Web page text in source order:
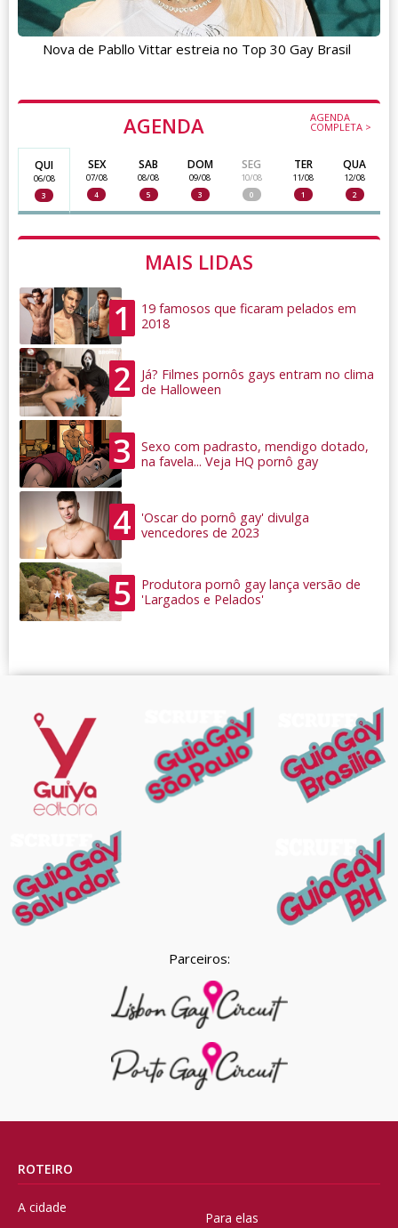
AGENDA AGENDA
COMPLETA >
QUI
06/08
3
SEX
07/08
4
SAB
08/08
5
DOM
09/08
3
SEG
10/08
0
TER
11/08
1
QUA
12/08
2
MAIS LIDAS
1
19 famosos que ficaram pelados em
2018
2
Já? Filmes pornôs gays entram no clima
de Halloween
3
Sexo com padrasto, mendigo dotado,
na favela... Veja HQ pornô gay
4
'Oscar do pornô gay' divulga
vencedores de 2023
5
Produtora pornô gay lança versão de
'Largados e Pelados'
Nova de Pabllo Vittar estreia no Top 30 Gay Brasil
Parceiros:
ROTEIRO
A cidade
Para elas